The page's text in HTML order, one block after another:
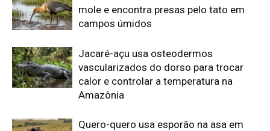
mole e encontra presas pelo tato em
campos úmidos
Jacaré-açu usa osteodermos
vascularizados do dorso para trocar
calor e controlar a temperatura na
Amazônia
Quero-quero usa esporão na asa em